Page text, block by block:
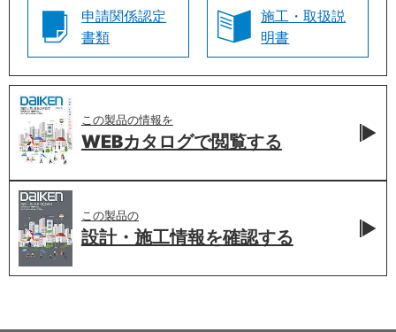
申請関係認定
書類
施工・取扱説
明書
この製品の情報を
WEBカタログで閲覧する
この製品の
設計・施工情報を確認する